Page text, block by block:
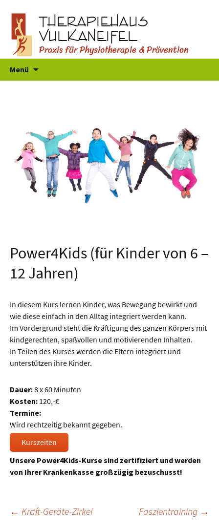
THERAPIEHAUS
VULKANEIFEL
Praxis für Physiotherapie & Prävention
Menü
Power4Kids (für Kinder von 6 –
12 Jahren)
In diesem Kurs lernen Kinder, was Bewegung bewirkt und
wie diese einfach in den Alltag integriert werden kann.
Im Vordergrund steht die Kräftigung des ganzen Körpers mit
kindgerechten, spaßvollen und motivierenden Inhalten.
In Teilen des Kurses werden die Eltern integriert und
unterstützen ihre Kinder.
Dauer:8 x 60 Minuten
Kosten: 120,-€
Termine:
Wird rechtzeitig bekannt gegeben.
Kurszeiten
Unsere Power4Kids-Kursesind zertifiziert und werden
von Ihrer Krankenkasse großzügig bezuschusst!
Beitragsnavigation
← Kraft-Geräte-Zirkel Faszientraining →